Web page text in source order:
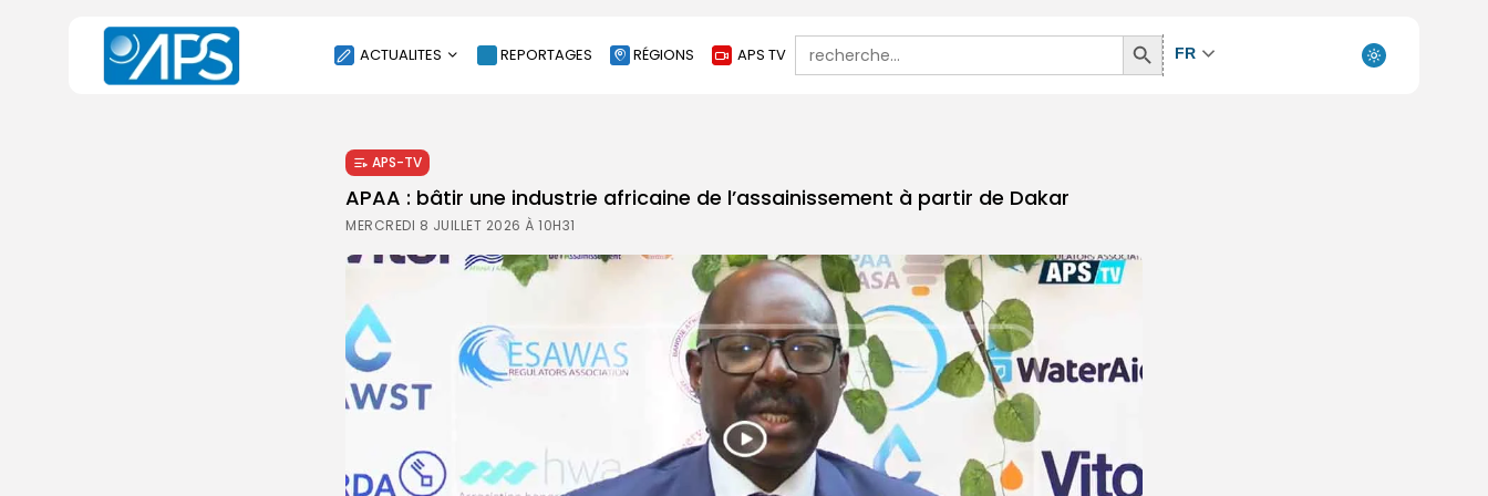
ACTUALITES
SOCIÉTÉ
ÉCONOMIE
CULTURE
SPORT
ENVIRONNEMENT
INTERNATIONAL
AGENDA
SANTE
REPORTAGES RÉGIONS APS TV
Search
for:
Search
Button
FR
APS-TV
APAA : bâtir une industrie africaine de l’assainissement à partir de Dakar
MERCREDI 8 JUILLET 2026 À 10H31